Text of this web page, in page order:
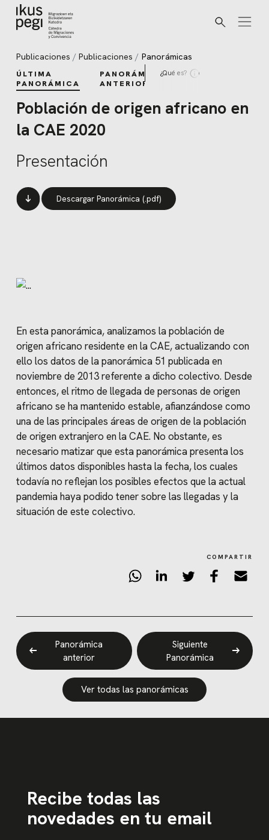
Ir directamente al contenido
Buscar
Publicaciones Publicaciones Panorámicas
ÚLTIMA
PANORÁMICA
PANORÁMICAS
ANTERIORES
¿Qué es?
Población de origen africano en
la CAE 2020
Presentación
Descargar Panorámica (.pdf)
En esta panorámica, analizamos la población de
origen africano residente en la CAE, actualizando con
ello los datos de la panorámica 51 publicada en
noviembre de 2013 referente a dicho colectivo. Desde
entonces, el ritmo de llegada de personas de origen
africano se ha mantenido estable, afianzándose como
una de las principales áreas de origen de la población
de origen extranjero en la CAE. No obstante, es
necesario matizar que esta panorámica presenta los
últimos datos disponibles hasta la fecha, los cuales
todavía no reflejan los posibles efectos que la actual
pandemia haya podido tener sobre las llegadas y la
situación de este colectivo.
COMPARTIR
Panorámica
anterior
Siguiente
Panorámica
Ver todas las panorámicas
Recibe todas las
novedades en tu email